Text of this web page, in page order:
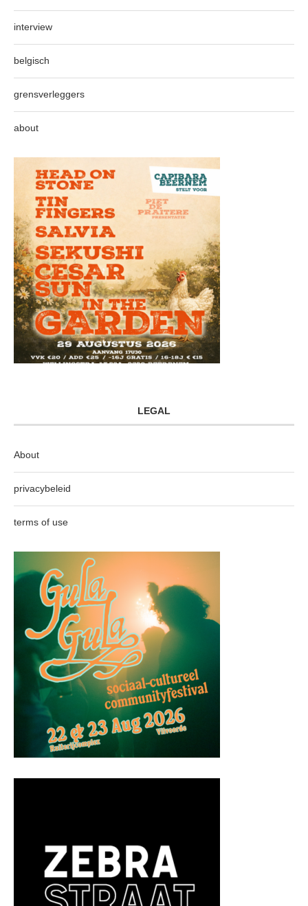
interview
belgisch
grensverleggers
about
LEGAL
About
privacybeleid
terms of use